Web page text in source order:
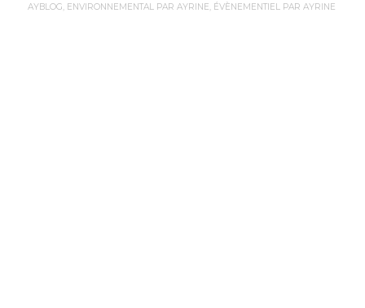
AYBLOG, ENVIRONNEMENTAL PAR AYRINE, ÉVÈNEMENTIEL PAR AYRINE